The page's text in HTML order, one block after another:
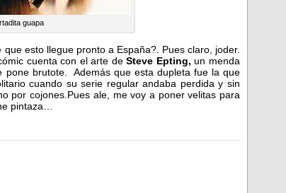
guapa
esto llegue pronto a España?. Pues claro, joder.
cuenta con el arte deSteve Epting, un menda
pone brutote. Además que esta dupleta fue la que
cuando su serie regular andaba perdida y sin
por cojones.Pues ale, me voy a poner velitas para
pintaza…